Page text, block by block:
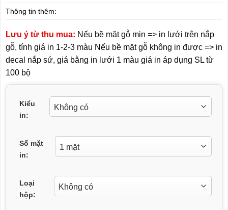
Thông tin thêm:
Lưu ý từ thu mua: Nếu bề mặt gỗ mịn => in lưới trên nắp
gỗ, tính giá in 1-2-3 màu Nếu bề mặt gỗ không in được => in
decal nắp sứ, giá bằng in lưới 1 màu giá in áp dụng SL từ
100 bộ
Kiểu
in:
Số mặt
in:
Loại
hộp: